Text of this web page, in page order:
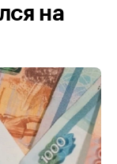
на